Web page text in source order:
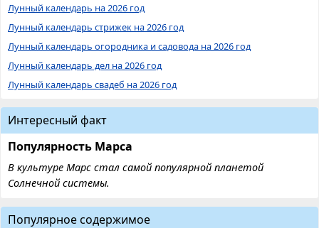
Лунный календарь на 2026 год
Лунный календарь стрижек на 2026 год
Лунный календарь огородника и садовода на 2026 год
Лунный календарь дел на 2026 год
Лунный календарь свадеб на 2026 год
Интересный факт
Популярность Марса
В культуре Марс стал самой популярной планетой
Солнечной системы.
Популярное содержимое